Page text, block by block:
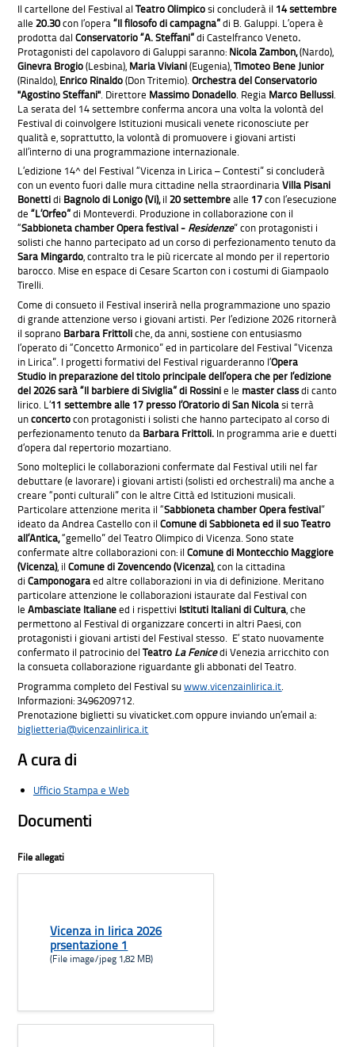
Il cartellone del Festival al Teatro Olimpicosi concluderà il 14 settembre
alle 20.30con l’opera“Il filosofo di campagna”di B. Galuppi. L’opera è
prodotta dal Conservatorio “A. Steffani”di Castelfranco Veneto.
Protagonisti del capolavoro di Galuppi saranno: Nicola Zambon,(Nardo),
Ginevra Brogio(Lesbina), Maria Viviani(Eugenia),Timoteo Bene Junior
(Rinaldo), Enrico Rinaldo(Don Tritemio).Orchestra del Conservatorio
"Agostino Steffani". Direttore Massimo Donadello. Regia Marco Bellussi.
La serata del 14 settembre conferma ancora una volta la volontà del
Festival di coinvolgere Istituzioni musicali venete riconosciute per
qualità e, soprattutto, la volontà di promuovere i giovani artisti
all’interno di una programmazione internazionale.
L’edizione 14^ del Festival “Vicenza in Lirica – Contesti” si concluderà
con un evento fuori dalle mura cittadine nella straordinariaVilla Pisani
Bonettidi Bagnolo di Lonigo (Vi),il20 settembrealle 17con l’esecuzione
de “L’Orfeo”di Monteverdi. Produzione in collaborazione con il
“Sabbioneta chamber Opera festival - Residenze” con protagonisti i
solisti che hanno partecipato ad un corso di perfezionamento tenuto da
Sara Mingardo, contralto tra le più ricercate al mondo per il repertorio
barocco. Mise en espace di Cesare Scarton con i costumi di Giampaolo
Tirelli.
Come di consueto il Festival inserirà nella programmazione uno spazio
di grande attenzione verso i giovani artisti. Per l’edizione 2026 ritornerà
il soprano Barbara Frittoliche, da anni, sostiene con entusiasmo
l’operato di “Concetto Armonico” ed in particolare del Festival “Vicenza
in Lirica”. I progetti formativi del Festival riguarderanno l’Opera
Studio in preparazionedel titolo principale dell’operache per l’edizione
del 2026 sarà“Il barbiere di Siviglia”di Rossinie le master classdi canto
lirico. L’11 settembre alle 17 presso l’Oratorio di San Nicolasi terrà
unconcertocon protagonisti i solisti che hanno partecipato al corso di
perfezionamento tenuto da Barbara Frittoli. In programma arie e duetti
d’opera dal repertorio mozartiano.
Sono molteplici le collaborazioni confermate dal Festival utili nel far
debuttare (e lavorare) i giovani artisti (solisti ed orchestrali) ma anche a
creare “ponti culturali” con le altre Città ed Istituzioni musicali.
Particolare attenzione merita il “Sabbioneta chamber Opera festival”
ideato da Andrea Castello con ilComune di Sabbionetaed ilsuoTeatro
all’Antica,“gemello” del Teatro Olimpico di Vicenza. Sono state
confermate altre collaborazioni con: ilComune di Montecchio Maggiore
(Vicenza), il Comune di Zovencendo(Vicenza), con la cittadina
diCamponogaraed altre collaborazioni in via di definizione. Meritano
particolare attenzione le collaborazioni istaurate dal Festival con
leAmbasciate Italianeed i rispettivi Istituti Italiani di Cultura, che
permettono al Festival di organizzare concerti in altri Paesi, con
protagonisti i giovani artisti del Festival stesso. E’ stato nuovamente
confermato il patrocinio delTeatro La Fenicedi Venezia arricchito con
la consueta collaborazione riguardante gli abbonati del Teatro.
Programma completo del Festival suwww.vicenzainlirica.it.
Informazioni: 3496209712.
Prenotazione biglietti su vivaticket.com oppure inviando un’email a:
biglietteria@vicenzainlirica.it
A cura di
Ufficio Stampa e Web
Documenti
File allegati
Vicenza in lirica 2026
prsentazione 1
(File image/jpeg 1,82 MB)